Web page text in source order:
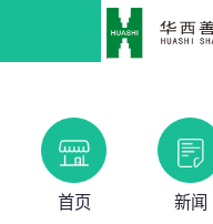
首页 新闻